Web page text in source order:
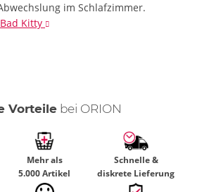
im Schlafzimmer.
Bad Kitty
Vorteilebei ORION
Mehr als
5.000 Artikel
Schnelle &
diskrete Lieferung